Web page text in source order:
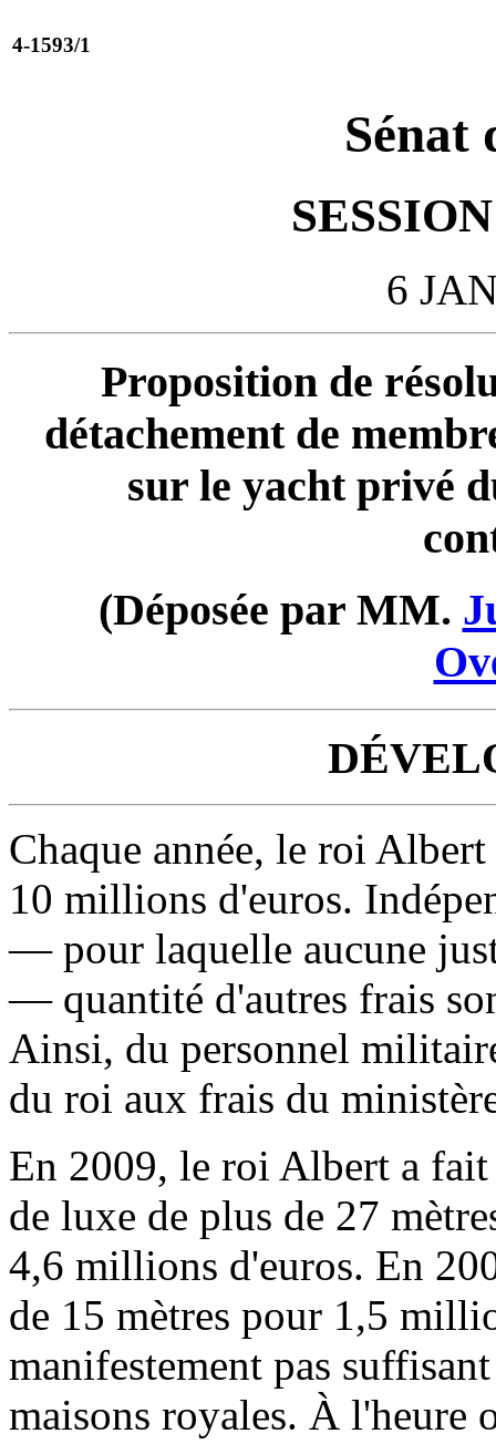
4-1593/1
Sénat
6
Proposition de
détachement de
sur le yacht privé
(Déposée par MM.
Chaque année, le roi
10 millions d'euros.
— pour laquelle aucune
— quantité d'autres frais
Ainsi, du personnel
du roi aux frais du
En 2009, le roi Albert a
de luxe de plus de 27
4,6 millions d'euros. En
de 15 mètres pour 1,5
manifestement pas
maisons royales. À l'heure